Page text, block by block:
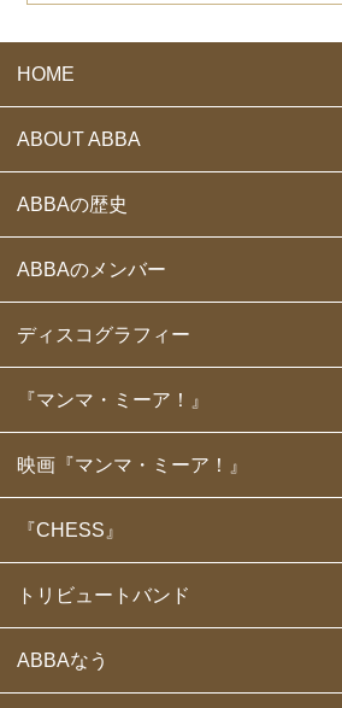
HOME
ABOUT ABBA
ABBAの歴史
ABBAのメンバー
ディスコグラフィー
『マンマ・ミーア！』
映画『マンマ・ミーア！』
『CHESS』
トリビュートバンド
ABBAなう